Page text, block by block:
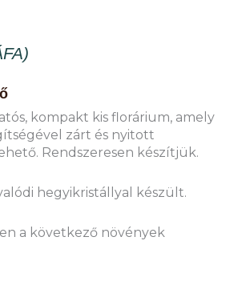
kompakt kis florárium, amely
zárt és nyitott
Rendszeresen készítjük.
hegyikristállyal készült.
a következő növények